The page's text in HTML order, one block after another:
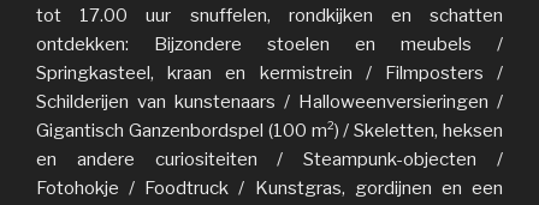
tot 17.00 uur snuffelen, rondkijken en schatten
ontdekken: Bijzondere stoelen en meubels /
Springkasteel, kraan en kermistrein / Filmposters /
Schilderijen van kunstenaars / Halloweenversieringen /
Gigantisch Ganzenbordspel (100 m²) / Skeletten, heksen
en andere curiositeiten / Steampunk-objecten /
Fotohokje / Foodtruck / Kunstgras, gordijnen en een